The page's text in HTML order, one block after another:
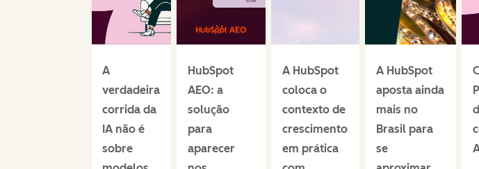
A
verdadeira
corrida da
IA não é
sobre
HubSpot
AEO: a
solução
para
aparecer
A HubSpot
coloca o
contexto de
crescimento
em prática
A HubSpot
aposta ainda
mais no
Brasil para
se